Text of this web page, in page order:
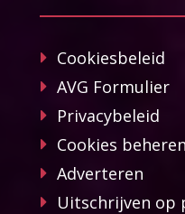
Cookiesbeleid
AVG Formulier
Privacybeleid
Cookies beheren
Adverteren
Uitschrijven op